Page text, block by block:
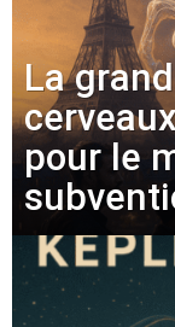
La
pour le